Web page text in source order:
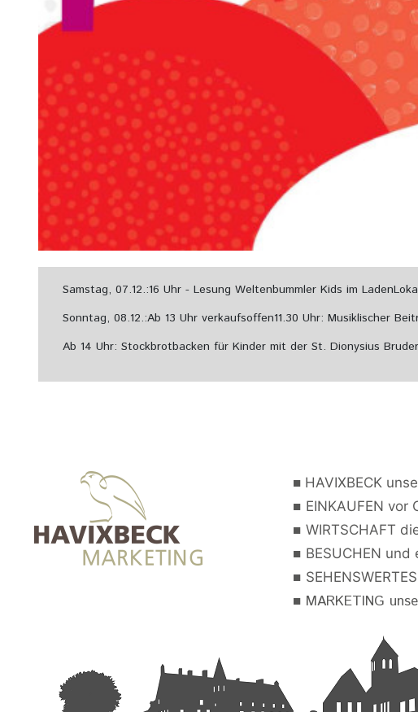
Samstag, 07.12.:16 Uhr - Lesung Weltenbummler Kids im
Sonntag, 08.12.:Ab 13 Uhr verkaufsoffen11.30 Uhr: Musiklischer
Ab 14 Uhr: Stockbrotbacken für Kinder mit der St. Dionysius
■ HAVIXBECK
■ EINKAUFEN vor
■ WIRTSCHAFT
■ BESUCHEN und
■
■ MARKETING